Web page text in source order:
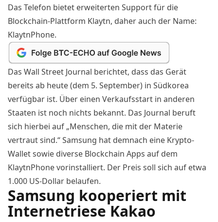
Das Telefon bietet erweiterten Support für die
Blockchain-Plattform Klaytn, daher auch der Name:
KlaytnPhone.
Das Wall Street Journal berichtet, dass das Gerät
bereits ab heute (dem 5. September) in Südkorea
verfügbar ist. Über einen Verkaufsstart in anderen
Staaten ist noch nichts bekannt. Das Journal beruft
sich hierbei auf „Menschen, die mit der Materie
vertraut sind.“ Samsung hat demnach eine Krypto-
Walletsowie diverse Blockchain Apps auf dem
KlaytnPhone vorinstalliert. Der Preis soll sich auf etwa
1.000 US-Dollar belaufen.
Samsung kooperiert mit
Internetriese Kakao